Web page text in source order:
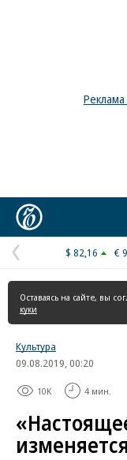
Предыдущая
страница
$ 82,16 €
Оставаясь на сайте, вы
куки
Культура
09.08.2019, 00:20
10K 4 мин.